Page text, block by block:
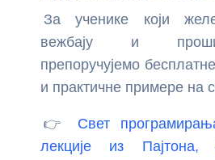
За ученике који
вежбају и
препоручујемо
и практичне примере на
👉 Свет
лекције из Пајтона,